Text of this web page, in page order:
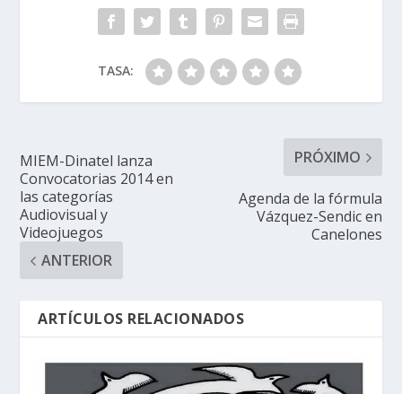
TASA:
MIEM-Dinatel lanza
Convocatorias 2014 en
las categorías
Audiovisual y
Videojuegos
ANTERIOR
PRÓXIMO
Agenda de la fórmula
Vázquez-Sendic en
Canelones
ARTÍCULOS RELACIONADOS